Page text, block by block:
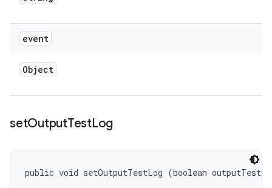
event
Object
setOutputTestLog
public void setOutputTestLog (boolean